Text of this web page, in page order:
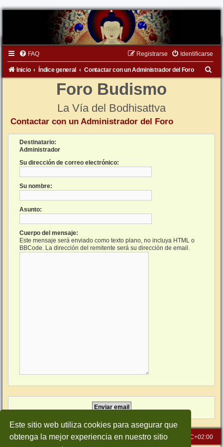
Este sitio web utiliza cookies para asegurar que
obtenga la mejor experiencia en nuestro sitio
FAQ Identificarse
Registrarse
Inicio Índice general Contactar con un Administrador del Foro
r
Foro Budismo
La Vía del Bodhisattva
Contactar con un Administrador del Foro
Destinatario:
Administrador
Su dirección de correo electrónico:
Su nombre:
Asunto:
Cuerpo del mensaje:
Este mensaje será enviado como texto plano, no incluya HTML o
BBCode. La dirección del remitente será su dirección de email.
Inicio Índice general Todos los horarios son UTC+02:00